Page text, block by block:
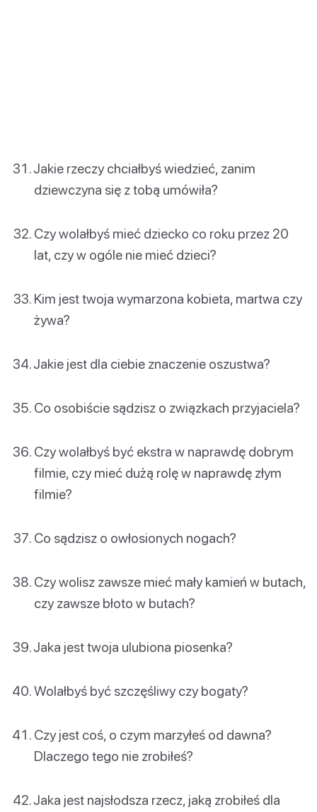
Jakie rzeczy chciałbyś wiedzieć, zanim
dziewczyna się z tobą umówiła?
Czy wolałbyś mieć dziecko co roku przez 20
lat, czy w ogóle nie mieć dzieci?
Kim jest twoja wymarzona kobieta, martwa czy
żywa?
Jakie jest dla ciebie znaczenie oszustwa?
Co osobiście sądzisz o związkach przyjaciela?
Czy wolałbyś być ekstra w naprawdę dobrym
filmie, czy mieć dużą rolę w naprawdę złym
filmie?
Co sądzisz o owłosionych nogach?
Czy wolisz zawsze mieć mały kamień w butach,
czy zawsze błoto w butach?
Jaka jest twoja ulubiona piosenka?
Wolałbyś być szczęśliwy czy bogaty?
Czy jest coś, o czym marzyłeś od dawna?
Dlaczego tego nie zrobiłeś?
Jaka jest najsłodsza rzecz, jaką zrobiłeś dla